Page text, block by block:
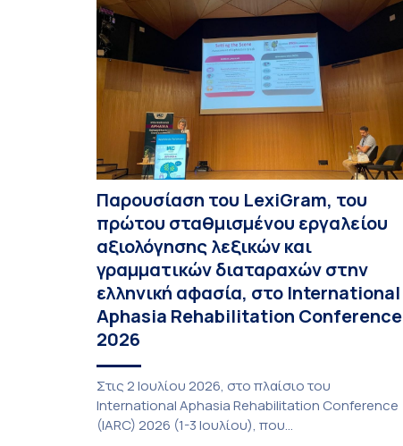
Παρουσίαση του LexiGram, του
πρώτου σταθμισμένου εργαλείου
αξιολόγησης λεξικών και
γραμματικών διαταραχών στην
ελληνική αφασία, στο International
Aphasia Rehabilitation Conference
2026
Στις 2 Ιουλίου 2026, στο πλαίσιο του
International Aphasia Rehabilitation Conference
(IARC) 2026 (1-3 Ιουλίου), που